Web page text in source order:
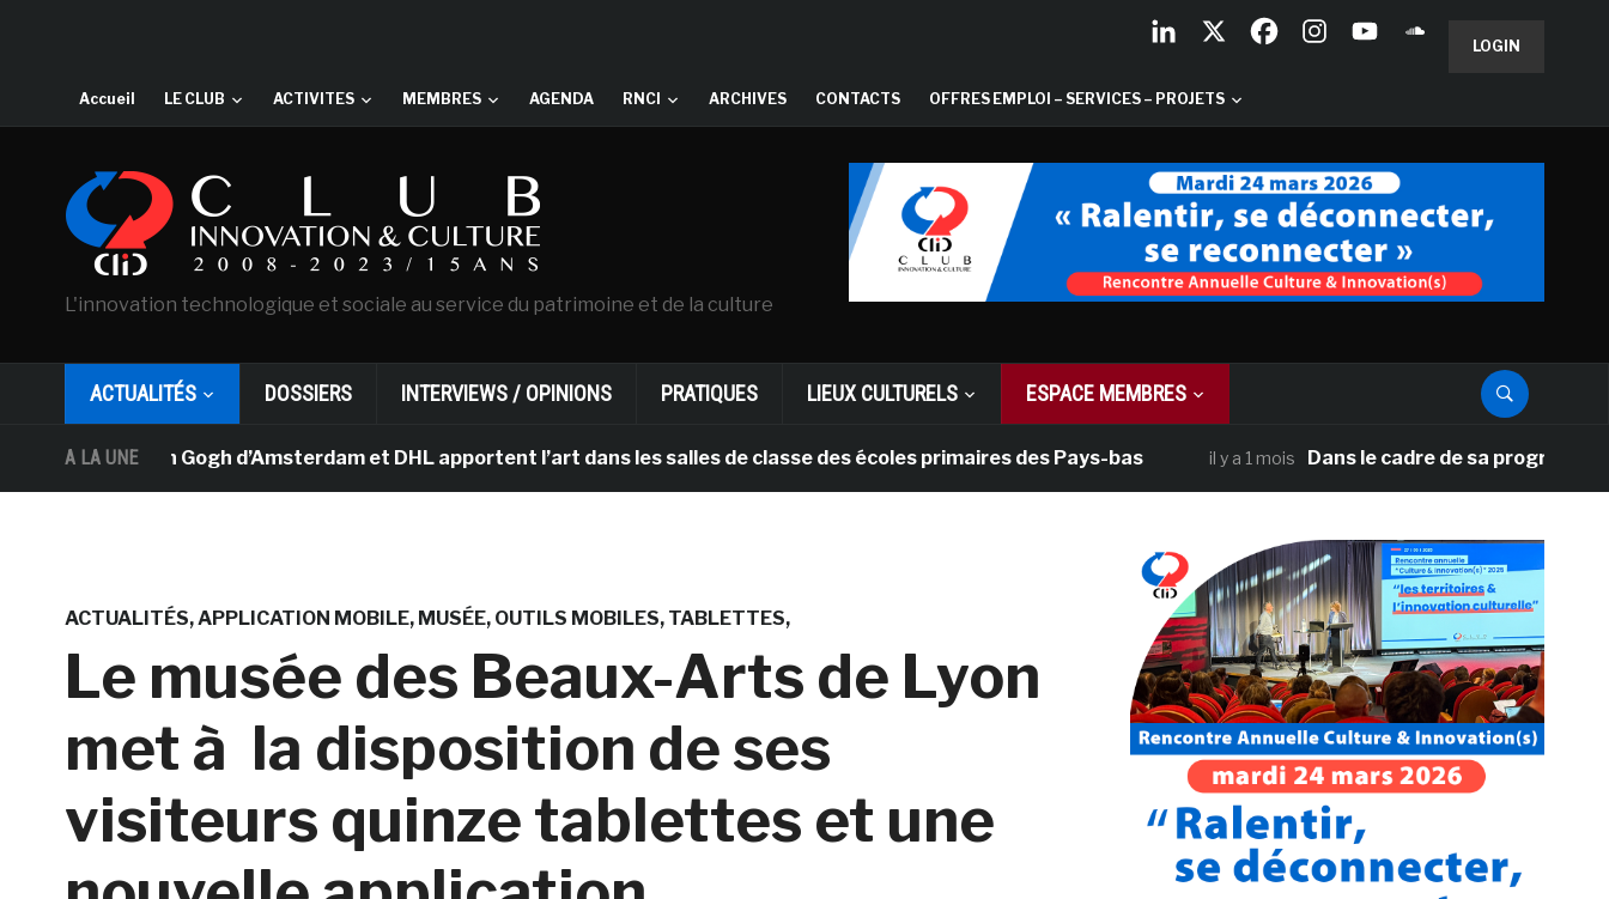
LOGIN
Accueil LE CLUB ACTIVITES MEMBRES AGENDA RNCI ARCHIVES CONTACTS OFFRES EMPLOI – SERVICES – PROJETS
L'innovation technologique et sociale au service du patrimoine et de la culture
ACTUALITÉS DOSSIERS INTERVIEWS / OPINIONS PRATIQUES LIEUX CULTURELS ESPACE MEMBRES
A LA UNE
Van Gogh d’Amsterdam et DHL apportent l’art dans les salles de classe des écoles primaires des Pays-bas il y a 1 mois Dans le cadre de sa programmation
ACTUALITÉS APPLICATION MOBILE MUSÉE OUTILS MOBILES TABLETTES
Le musée des Beaux-Arts de Lyon
met à la disposition de ses
visiteurs quinze tablettes et une